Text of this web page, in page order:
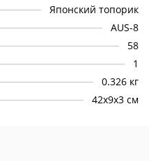
Японский топорик
AUS-8
58
1
0.326 кг
42х9х3 см